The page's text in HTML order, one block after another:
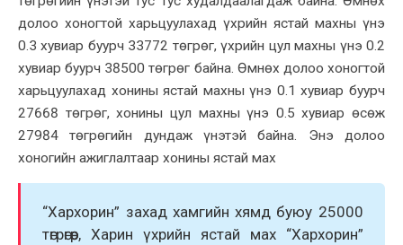
долоо хоногтой харьцуулахад үхрийн ястай махны үнэ
0.3 хувиар буурч 33772 төгрөг, үхрийн цул махны үнэ 0.2
хувиар буурч 38500 төгрөг байна. Өмнөх долоо хоногтой
харьцуулахад хонины ястай махны үнэ 0.1 хувиар буурч
27668 төгрөг, хонины цул махны үнэ 0.5 хувиар өсөж
27984 төгрөгийн дундаж үнэтэй байна. Энэ долоо
хоногийн ажиглалтаар хонины ястай мах
“Хархорин” захад хамгийн хямд буюу 25000
төгрөгөөр, Харин үхрийн ястай мах “Хархорин”